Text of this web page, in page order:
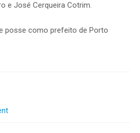
e José Cerqueira Cotrim.
posse como prefeito de Porto